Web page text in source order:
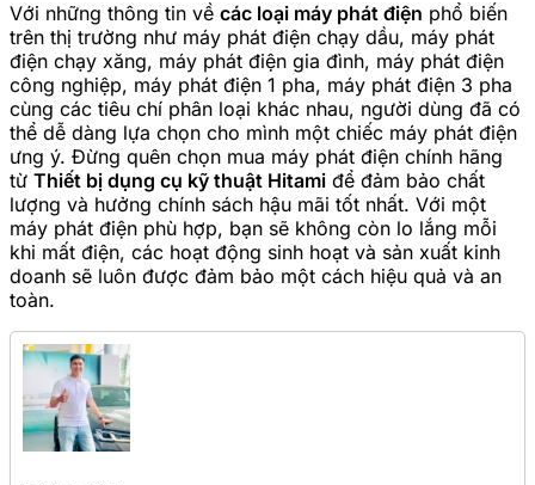
Với những thông tin về các loại máy phát điện phổ biến
trên thị trường như máy phát điện chạy dầu, máy phát
điện chạy xăng, máy phát điện gia đình, máy phát điện
công nghiệp, máy phát điện 1 pha, máy phát điện 3 pha
cùng các tiêu chí phân loại khác nhau, người dùng đã có
thể dễ dàng lựa chọn cho mình một chiếc máy phát điện
ưng ý. Đừng quên chọn mua máy phát điện chính hãng
từ Thiết bị dụng cụ kỹ thuật Hitami để đảm bảo chất
lượng và hưởng chính sách hậu mãi tốt nhất. Với một
máy phát điện phù hợp, bạn sẽ không còn lo lắng mỗi
khi mất điện, các hoạt động sinh hoạt và sản xuất kinh
doanh sẽ luôn được đảm bảo một cách hiệu quả và an
toàn.